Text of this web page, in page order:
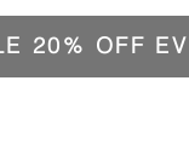
20% OFF